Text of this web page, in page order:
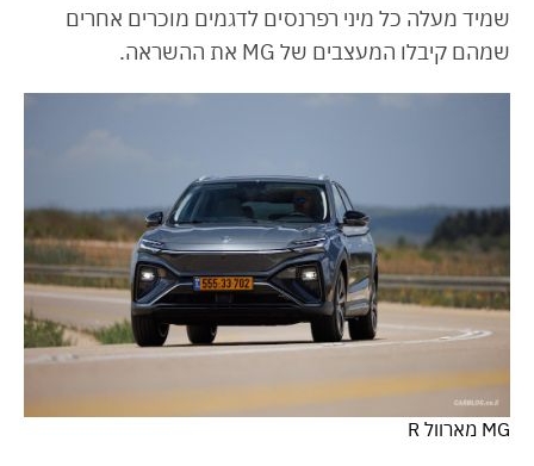
שמיד מעלה כל מיני רפרנסים לדגמים מוכרים אחרים
שמהם קיבלו המעצבים של MG את ההשראה.
MG מארוול R